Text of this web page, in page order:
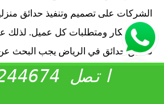
الشركات على تصميم وتنفيذ حدائق
وفقاً لأفكار ومتطلبات كل عميل.
تنسيق حدائق في الرياض يجب البحث
الخدمات التي تلبي احتياجاتك.
اتصل 0553244674